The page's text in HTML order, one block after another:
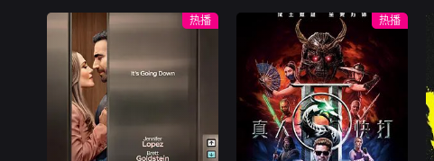
民国的上海滩，身怀绝技的孤
女画师许雁真，意外与身陷危
局的融汇银行总账姜心羽产生
交集。姜心羽遭人陷害，只得
与许雁真结盟，彼时银行欲将
国宝名画低价卖给外国人，许
雁真凭借自身精湛画技仿造名
画、偷天换日。几经波折，两
牧羊人乔治（休·杰克曼
饰）最爱给羊群读侦探小说，
没想到自己有一天会离奇死
亡。他留下的3000万巨额遗
产，让每个人貌似都有犯罪动
机。警察毫无头绪之时，羊群
们决定“不务正业”迈出牧场，
热播 热播